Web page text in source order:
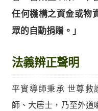
任何機構之資金或物
眾的自動捐贈。」
法義辨正聲明
平實導師秉承 世尊救
師、大居士，乃至外道